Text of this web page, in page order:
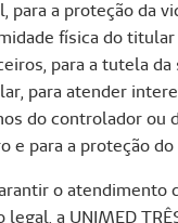
para a proteção da
física do titular
para a tutela da
para atender
do controlador ou
e para a proteção
o atendimento
legal, a UNIMED